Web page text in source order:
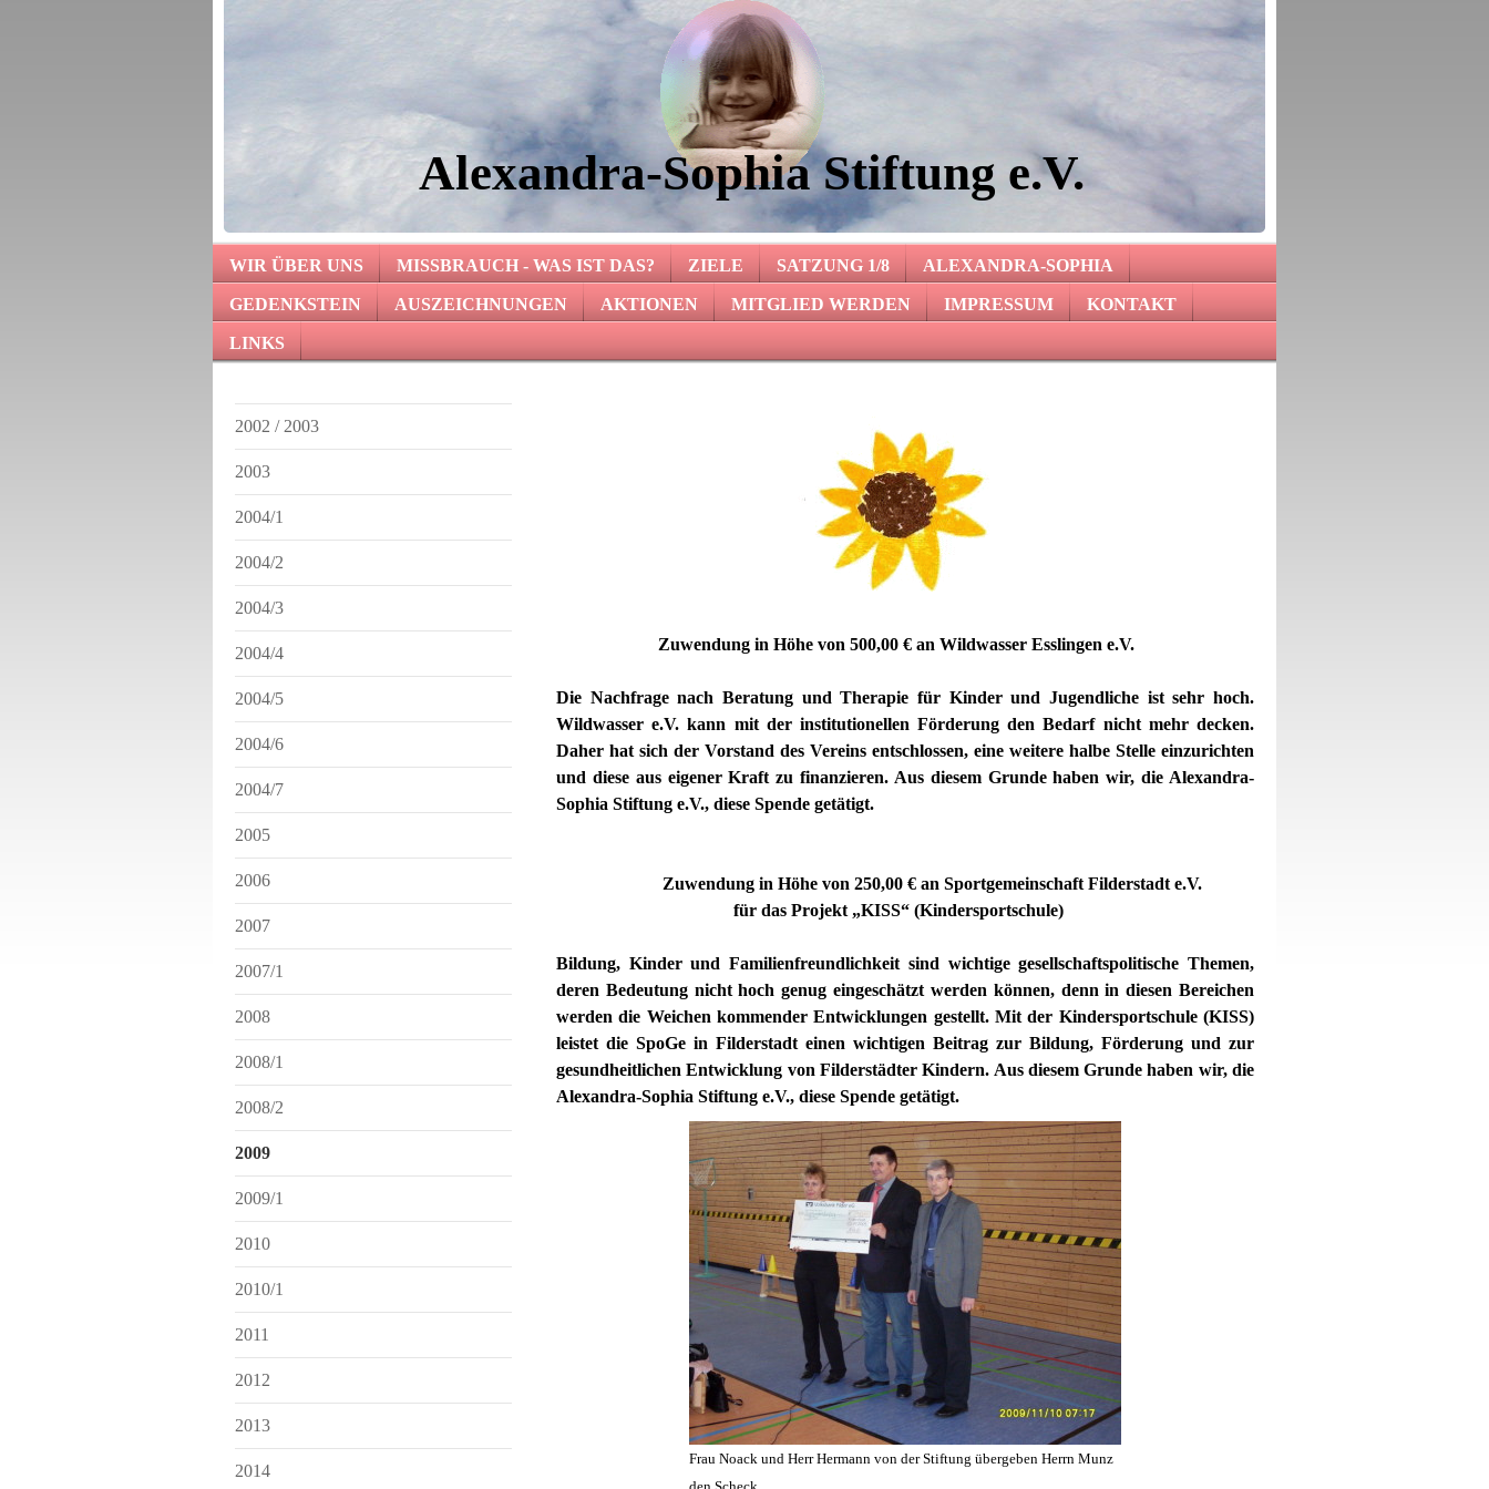
Alexandra-Sophia Stiftung e.V.
WIR ÜBER UNS MISSBRAUCH - WAS IST DAS? ZIELE SATZUNG 1/8 ALEXANDRA-SOPHIA
GEDENKSTEIN AUSZEICHNUNGEN AKTIONEN MITGLIED WERDEN IMPRESSUM KONTAKT
LINKS
2002 / 2003
2003
2004/1
2004/2
2004/3
2004/4
2004/5
2004/6
2004/7
2005
2006
2007
2007/1
2008
2008/1
2008/2
2009
2009/1
2010
2010/1
2011
2012
2013
2014
Zuwendung in Höhe von 500,00 € an Wildwasser Esslingen e.V.
Die Nachfrage nach Beratung und Therapie für Kinder und Jugendliche ist sehr hoch.
Wildwasser e.V. kann mit der institutionellen Förderung den Bedarf nicht mehr decken.
Daher hat sich der Vorstand des Vereins entschlossen, eine weitere halbe Stelle einzurichten
und diese aus eigener Kraft zu finanzieren. Aus diesem Grunde haben wir, die Alexandra-
Sophia Stiftung e.V., diese Spende getätigt.
Zuwendung in Höhe von 250,00 € an Sportgemeinschaft Filderstadt e.V.
für das Projekt „KISS“ (Kindersportschule)
Bildung, Kinder und Familienfreundlichkeit sind wichtige gesellschaftspolitische Themen,
deren Bedeutung nicht hoch genug eingeschätzt werden können, denn in diesen Bereichen
werden die Weichen kommender Entwicklungen gestellt. Mit der Kindersportschule (KISS)
leistet die SpoGe in Filderstadt einen wichtigen Beitrag zur Bildung, Förderung und zur
gesundheitlichen Entwicklung von Filderstädter Kindern. Aus diesem Grunde haben wir, die
Alexandra-Sophia Stiftung e.V., diese Spende getätigt.
Frau Noack und Herr Hermann von der Stiftung übergeben Herrn Munz